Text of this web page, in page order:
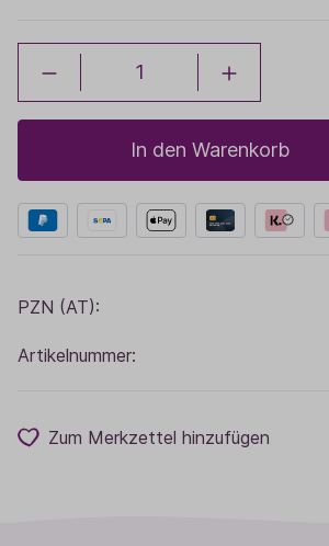
In den Warenkorb
PZN (AT):
Artikelnummer:
Zum Merkzettel hinzufügen